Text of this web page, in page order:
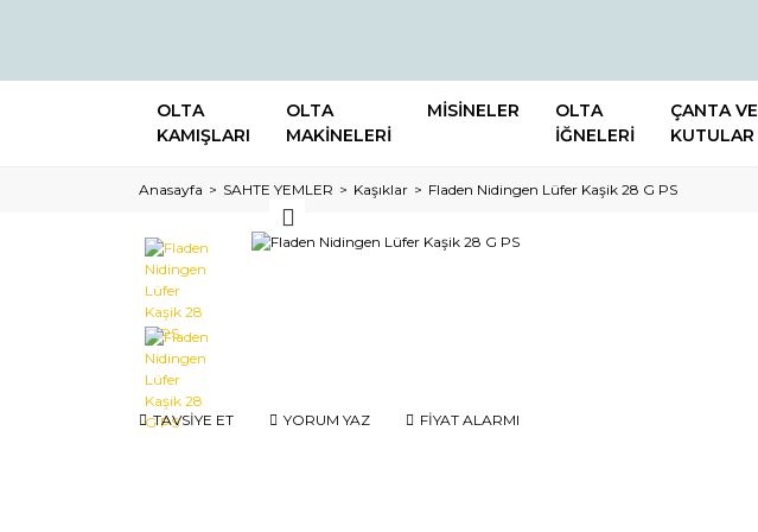
OLTA
KAMIŞLARI
OLTA
MAKİNELERİ
MİSİNELER
OLTA
İĞNELERİ
ÇANTA VE
KUTULAR
Anasayfa SAHTE YEMLER Kaşıklar Fladen Nidingen Lüfer Kaşik 28 G PS
TAVSİYE ET YORUM YAZ FİYAT ALARMI